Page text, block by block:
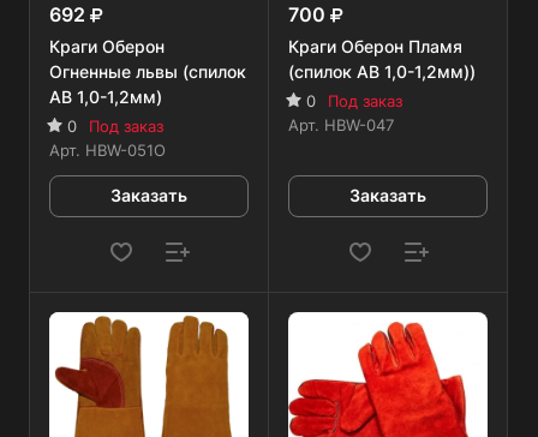
692
Краги Оберон
Огненные львы (спилок
AB 1,0-1,2мм)
0
Под заказ
Арт. HBW-051O
Заказать
700
Краги Оберон Пламя
(спилок AB 1,0-1,2мм))
0
Под заказ
Арт. HBW-047
Заказать